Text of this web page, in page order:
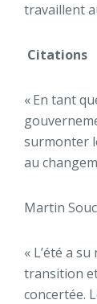
travaillent
Citations
«En tant
surmonter
au
Martin
« L’été a
transition
concertée.